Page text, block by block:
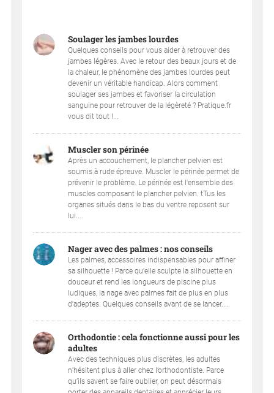
Soulager les jambes lourdes
Quelques conseils pour vous aider à retrouver des
jambes légères. Avec le retour des beaux jours et de
la chaleur, le phénomène des jambes lourdes peut
devenir un véritable handicap. Alors comment
soulager ses jambes et favoriser la circulation
sanguine pour retrouver de la légèreté ? Pratique.fr
vous dit tout !...
Muscler son périnée
Après un accouchement, le plancher pelvien est
soumis à rude épreuve. Muscler le périnée permet de
prévenir le problème. Le périnée est l'ensemble des
muscles composant le plancher pelvien. tTus les
organes situés dans le bas du ventre reposent sur
lui....
Nager avec des palmes : nos conseils
Les palmes, accessoires indispensables pour affiner
sa silhouette ! Parce qu'elle sculpte la silhouette en
douceur et rend les longueurs de piscine plus
ludiques, la nage avec palmes fait de plus en plus
d'adeptes. Quelques conseils avant de se lancer....
Orthodontie : cela fonctionne aussi pour les
adultes
Avec des techniques plus discrètes, les adultes
n’hésitent plus à aller chez l’orthodontiste. Parce
qu’ils savent se faire oublier, on peut désormais